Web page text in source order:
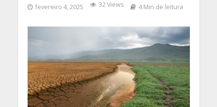
fevereiro 4, 2025 32 Views 4 Min de leitura